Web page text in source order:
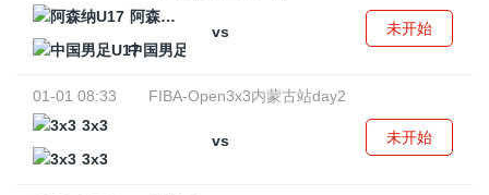
阿森纳U17
vs
中国男足U17
未开始
01-01 08:33
FIBA-Open3x3内蒙古站day2
3x3
vs
3x3
未开始